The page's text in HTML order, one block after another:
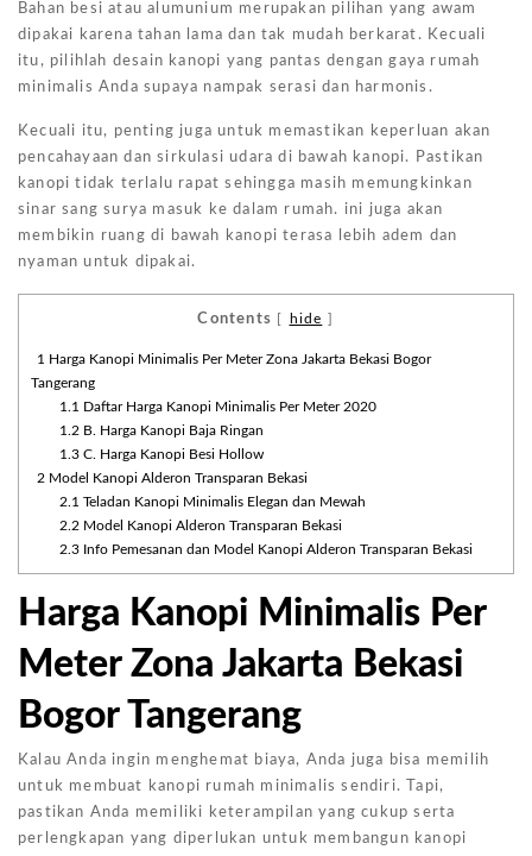
Bahan besi atau alumunium merupakan pilihan yang awam
dipakai karena tahan lama dan tak mudah berkarat. Kecuali
itu, pilihlah desain kanopi yang pantas dengan gaya rumah
minimalis Anda supaya nampak serasi dan harmonis.
Kecuali itu, penting juga untuk memastikan keperluan akan
pencahayaan dan sirkulasi udara di bawah kanopi. Pastikan
kanopi tidak terlalu rapat sehingga masih memungkinkan
sinar sang surya masuk ke dalam rumah. ini juga akan
membikin ruang di bawah kanopi terasa lebih adem dan
nyaman untuk dipakai.
Contents hide
1
Harga Kanopi Minimalis Per Meter Zona Jakarta Bekasi Bogor
Tangerang
1.1
Daftar Harga Kanopi Minimalis Per Meter 2020
1.2 B. Harga Kanopi Baja Ringan
1.3C. Harga Kanopi Besi Hollow
2 Model Kanopi Alderon Transparan Bekasi
2.1 Teladan Kanopi Minimalis Elegan dan Mewah
2.2 Model Kanopi Alderon Transparan Bekasi
2.3Info Pemesanan dan Model Kanopi Alderon Transparan Bekasi
Harga Kanopi Minimalis Per
Meter Zona Jakarta Bekasi
Bogor Tangerang
Kalau Anda ingin menghemat biaya, Anda juga bisa memilih
untuk membuat kanopi rumah minimalis sendiri. Tapi,
pastikan Anda memiliki keterampilan yang cukup serta
perlengkapan yang diperlukan untuk membangun kanopi